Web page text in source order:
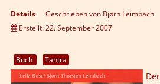
Details Geschrieben von Bjørn Leimbach
Erstellt: 22. September 2007
Buch Tantra